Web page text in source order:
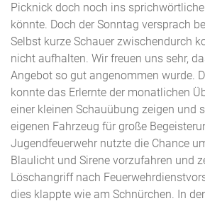
Picknick doch noch ins
könnte. Doch der Sonntag versprach
Selbst kurze Schauer zwischendurch
nicht aufhalten. Wir freuen uns sehr,
Angebot so gut angenommen wurde.
konnte das Erlernte der monatlichen
einer kleinen Schauübung zeigen und
eigenen Fahrzeug für große
Jugendfeuerwehr nutzte die Chance
Blaulicht und Sirene vorzufahren und
Löschangriff nach
dies klappte wie am Schnürchen. In